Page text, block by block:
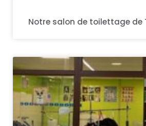
Notre salon de toilettage de